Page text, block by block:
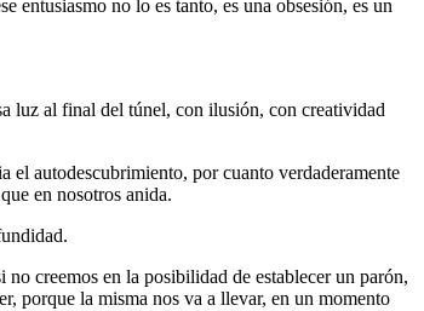
entusiasmo no lo es tanto, es una obsesión, es un
luz al final del túnel, con ilusión, con creatividad
el autodescubrimiento, por cuanto verdaderamente
en nosotros anida.
creemos en la posibilidad de establecer un parón,
porque la misma nos va a llevar, en un momento